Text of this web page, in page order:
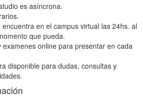
es asíncrona.
en el campus virtual las 24hs. al
que pueda.
examenes online para presentar en cada
disponible para dudas, consultas y